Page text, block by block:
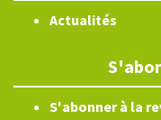
Actualités
S'abonner à la